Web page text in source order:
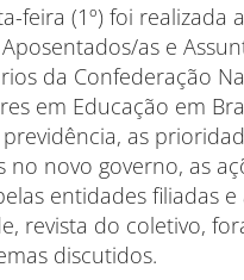
feira (1º) foi realizada
as e
da Confederação
em Educação em
as
no novo governo, as
entidades filiadas
revista do coletivo,
discutidos.